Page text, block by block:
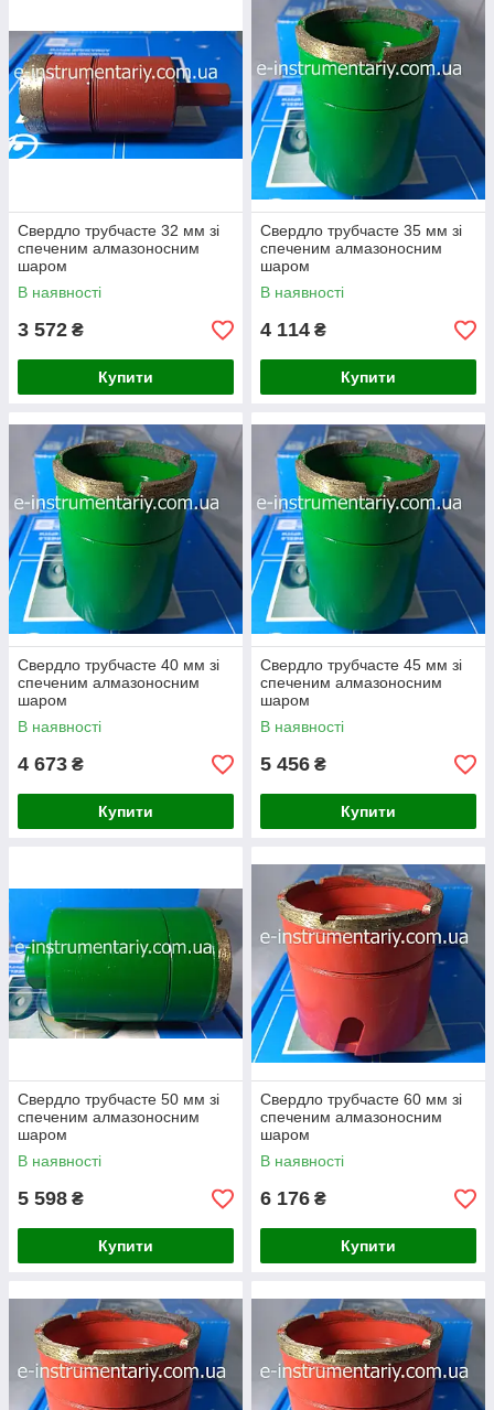
Свердло трубчасте 32 мм зі
спеченим алмазоносним
шаром
В наявності
3 572 ₴
Купити
Свердло трубчасте 35 мм зі
спеченим алмазоносним
шаром
В наявності
4 114 ₴
Купити
Свердло трубчасте 40 мм зі
спеченим алмазоносним
шаром
В наявності
4 673 ₴
Купити
Свердло трубчасте 45 мм зі
спеченим алмазоносним
шаром
В наявності
5 456 ₴
Купити
Свердло трубчасте 50 мм зі
спеченим алмазоносним
шаром
В наявності
5 598 ₴
Купити
Свердло трубчасте 60 мм зі
спеченим алмазоносним
шаром
В наявності
6 176 ₴
Купити